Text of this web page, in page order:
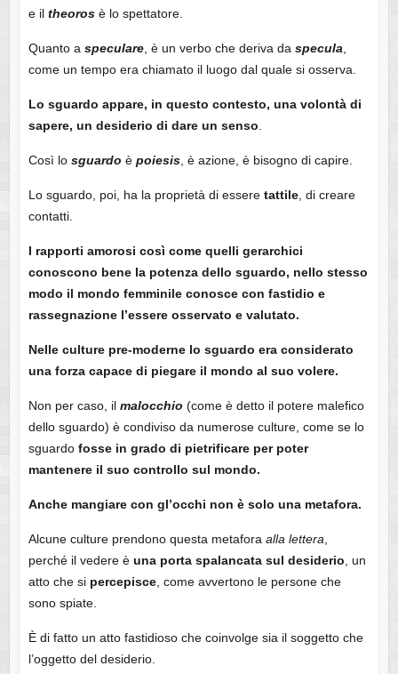
e il theorosè lo spettatore.
Quanto a speculare, è un verbo che deriva da specula,
come un tempo era chiamato il luogo dal quale si osserva.
Lo sguardo appare, in questo contesto, una volontà di
sapere, un desiderio di dare un senso.
Così lo sguardo è poiesis, è azione, è bisogno di capire.
Lo sguardo, poi, ha la proprietà di essere tattile, di creare
contatti.
I rapporti amorosi così come quelli gerarchici
conoscono bene la potenza dello sguardo, nello stesso
modo il mondo femminile conosce con fastidio e
rassegnazione l’essere osservato e valutato.
Nelle culture pre-moderne lo sguardo era considerato
una forza capace di piegare il mondo al suo volere.
Non per caso, il malocchio (come è detto il potere malefico
dello sguardo) è condiviso da numerose culture, come se lo
sguardo fosse in grado di pietrificare per poter
mantenere il suo controllo sul mondo.
Anche mangiare con gl’occhi non è solo una metafora.
Alcune culture prendono questa metafora alla lettera,
perché il vedere è una porta spalancata sul desiderio, un
atto che si percepisce, come avvertono le persone che
sono spiate.
È di fatto un atto fastidioso che coinvolge sia il soggetto che
l’oggetto del desiderio.